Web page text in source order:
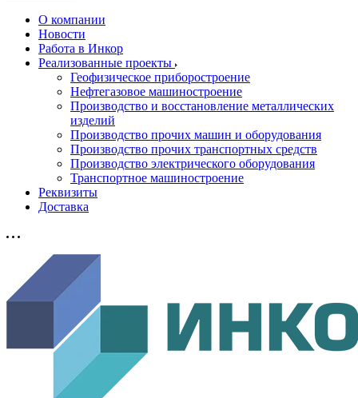
О компании
Новости
Работа в Инкор
Реализованные проекты
Геофизическое приборостроение
Нефтегазовое машиностроение
Производство и восстановление металлических
изделий
Производство прочих машин и оборудования
Производство прочих транспортных средств
Производство электрического оборудования
Транспортное машиностроение
Реквизиты
Доставка